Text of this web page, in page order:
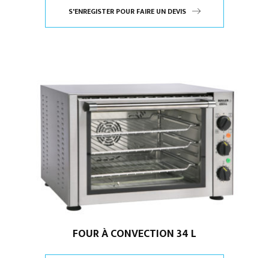
S'ENREGISTER POUR FAIRE UN DEVIS
FOUR À CONVECTION 34 L